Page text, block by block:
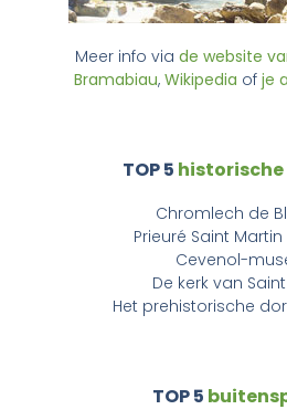
Meer info via de website
Bramabiau, Wikipedia of je
TOP 5
Chromlech de
Prieuré Saint
Cevenol-
De kerk van
Het prehistorische
TOP 5